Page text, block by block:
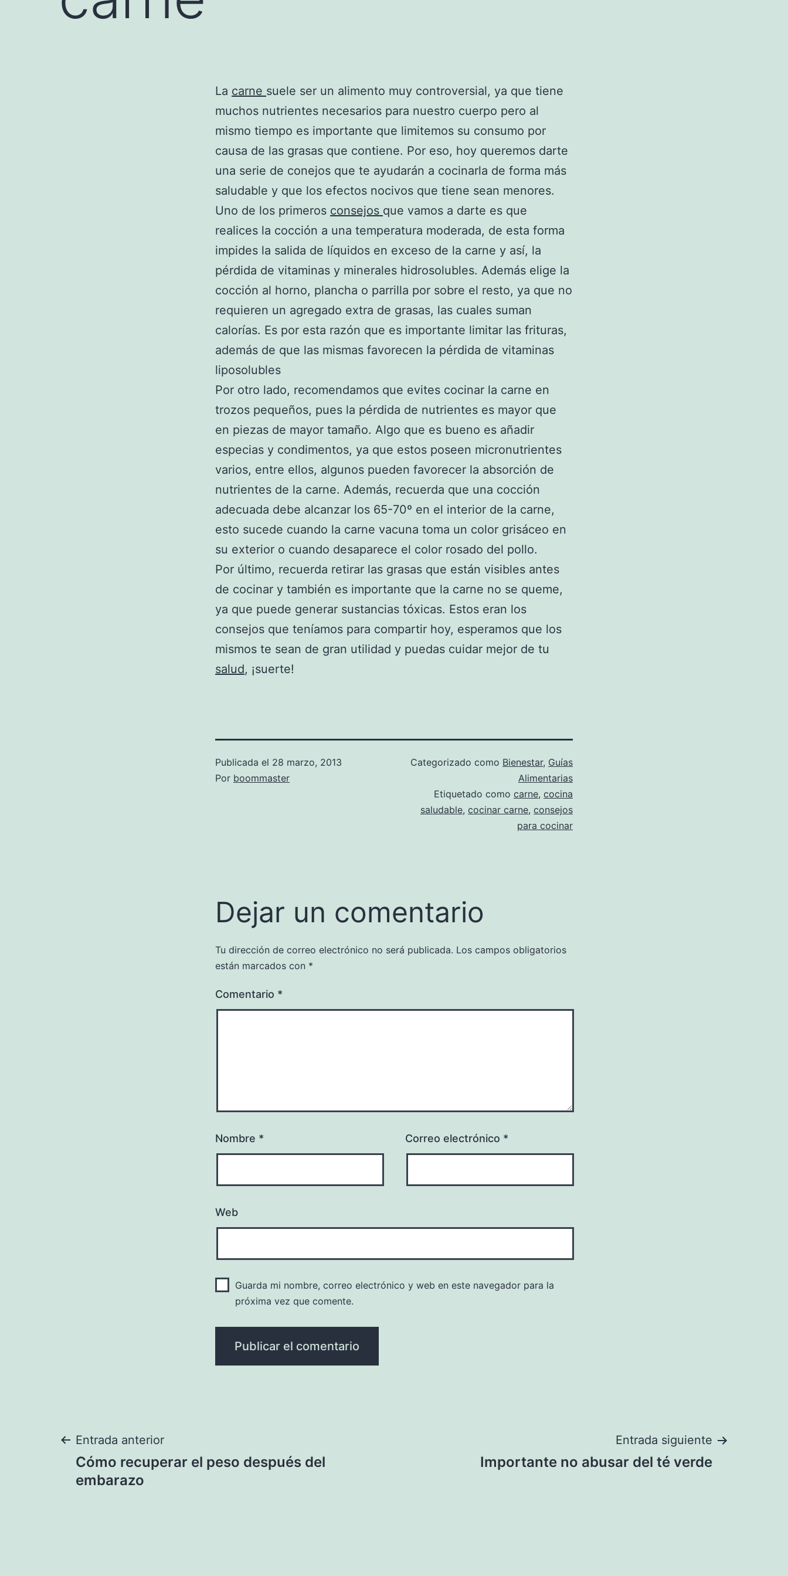
La carne suele ser un alimento muy controversial, ya que tiene
muchos nutrientes necesarios para nuestro cuerpo pero al
mismo tiempo es importante que limitemos su consumo por
causa de las grasas que contiene. Por eso, hoy queremos darte
una serie de conejos que te ayudarán a cocinarla de forma más
saludable y que los efectos nocivos que tiene sean menores.
Uno de los primeros consejos que vamos a darte es que
realices la cocción a una temperatura moderada, de esta forma
impides la salida de líquidos en exceso de la carne y así, la
pérdida de vitaminas y minerales hidrosolubles. Además elige la
cocción al horno, plancha o parrilla por sobre el resto, ya que no
requieren un agregado extra de grasas, las cuales suman
calorías. Es por esta razón que es importante limitar las frituras,
además de que las mismas favorecen la pérdida de vitaminas
liposolubles
Por otro lado, recomendamos que evites cocinar la carne en
trozos pequeños, pues la pérdida de nutrientes es mayor que
en piezas de mayor tamaño. Algo que es bueno es añadir
especias y condimentos, ya que estos poseen micronutrientes
varios, entre ellos, algunos pueden favorecer la absorción de
nutrientes de la carne. Además, recuerda que una cocción
adecuada debe alcanzar los 65-70º en el interior de la carne,
esto sucede cuando la carne vacuna toma un color grisáceo en
su exterior o cuando desaparece el color rosado del pollo.
Por último, recuerda retirar las grasas que están visibles antes
de cocinar y también es importante que la carne no se queme,
ya que puede generar sustancias tóxicas. Estos eran los
consejos que teníamos para compartir hoy, esperamos que los
mismos te sean de gran utilidad y puedas cuidar mejor de tu
salud, ¡suerte!
Publicada el 28 marzo, 2013
Por boommaster
Categorizado como Bienestar, Guías
Alimentarias
Etiquetado como carne, cocina
saludable, cocinar carne, consejos
para cocinar
Dejar un comentario
Tu dirección de correo electrónico no será publicada. Los campos obligatorios
están marcados con *
Comentario *
Nombre * Correo electrónico *
Web
Guarda mi nombre, correo electrónico y web en este navegador para la
próxima vez que comente.
Navegación
de
Entrada anterior
Cómo recuperar el peso después del
embarazo
Entrada siguiente
Importante no abusar del té verde